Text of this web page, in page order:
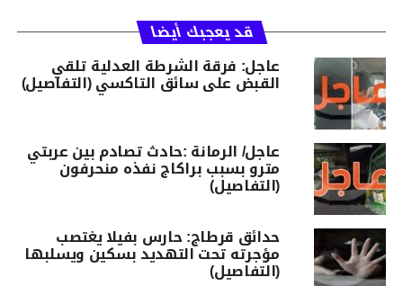
قد يعجبك أيضا
عاجل: فرقة الشرطة العدلية تلقي
القبض على سائق التاكسي (التفاصيل)
عاجل/ الرمانة :حادث تصادم بين عربتي
مترو بسبب براكاج نفذه منحرفون
(التفاصيل)
حدائق قرطاج: حارس بفيلا يغتصب
مؤجرته تحت التهديد بسكين ويسلبها
(التفاصيل)